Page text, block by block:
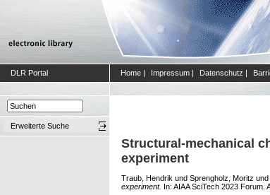
DLR Portal Home | Impressum | Datenschutz |
Erweiterte Suche
Structural-mechanical
experiment
Traub, Hendrik und Sprengholz, Moritz und
experiment. In: AIAA SciTech 2023 Forum.